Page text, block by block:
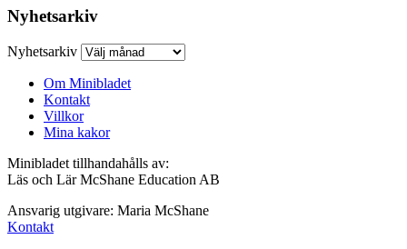
Nyhetsarkiv
Nyhetsarkiv
Om Minibladet
Kontakt
Villkor
Mina kakor
Minibladet tillhandahålls av:
Läs och Lär McShane Education AB
Ansvarig utgivare: Maria McShane
Kontakt